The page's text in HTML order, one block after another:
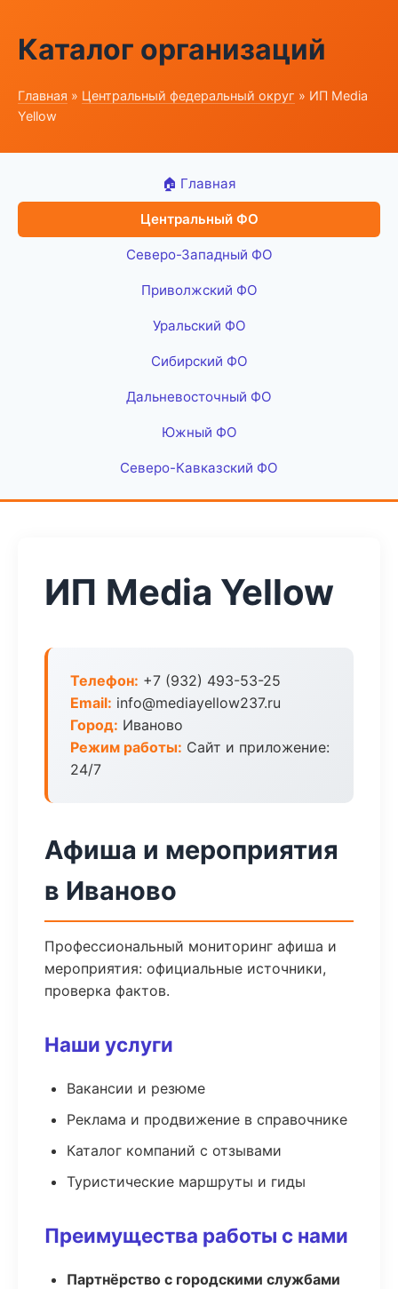
Каталог организаций
Главная » Центральный федеральный округ » ИП Media
Yellow
🏠 Главная
Центральный ФО
Северо-Западный ФО
Приволжский ФО
Уральский ФО
Сибирский ФО
Дальневосточный ФО
Южный ФО
Северо-Кавказский ФО
ИП Media Yellow
Телефон: +7 (932) 493-53-25
Email: info@mediayellow237.ru
Город: Иваново
Режим работы: Сайт и приложение:
24/7
Афиша и мероприятия
в Иваново
Профессиональный мониторинг афиша и
мероприятия: официальные источники,
проверка фактов.
Наши услуги
Вакансии и резюме
Реклама и продвижение в справочнике
Каталог компаний с отзывами
Туристические маршруты и гиды
Преимущества работы с нами
Партнёрство с городскими службами